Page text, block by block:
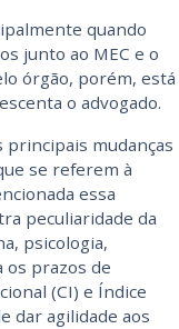
quando
junto ao MEC e o
órgão, porém, está
o advogado.
mudanças
se referem à
essa
peculiaridade da
psicologia,
os prazos de
(CI) e Índice
dar agilidade aos